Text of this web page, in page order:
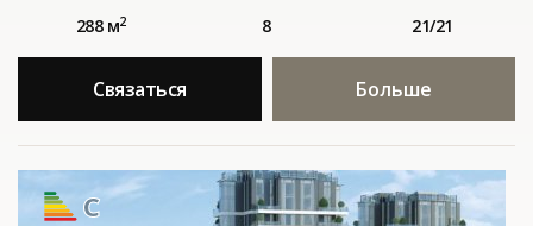
288 м2 8 21/21
Связаться Больше
C